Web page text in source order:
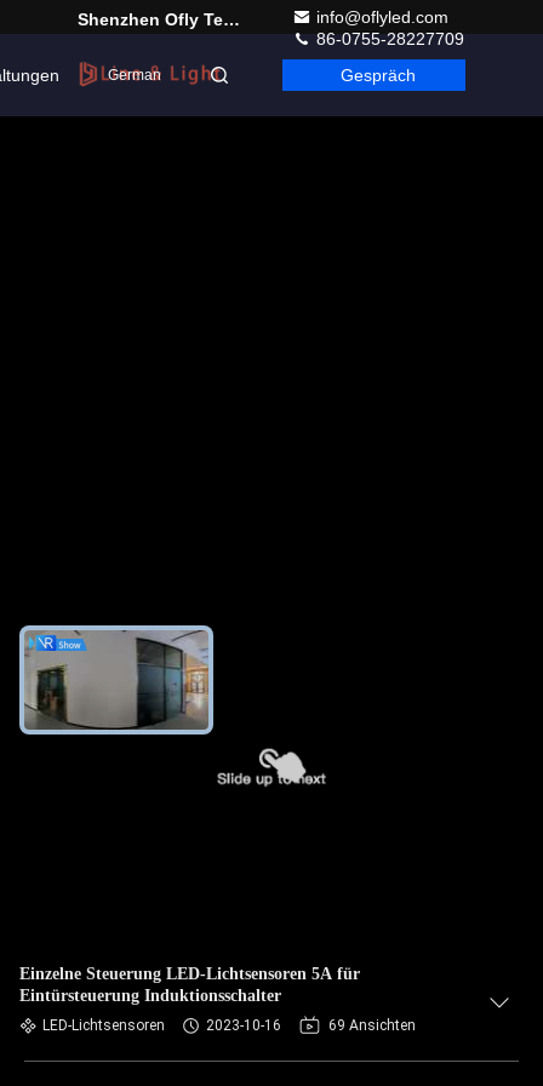
Shenzhen Ofly Technology Co.,Limited
info@oflyled.com
86-0755-28227709
German Gespräch
Einzelne Steuerung LED-Lichtsensoren 5A für
Eintürsteuerung Induktionsschalter
LED-Lichtsensoren 2023-10-16 69 Ansichten